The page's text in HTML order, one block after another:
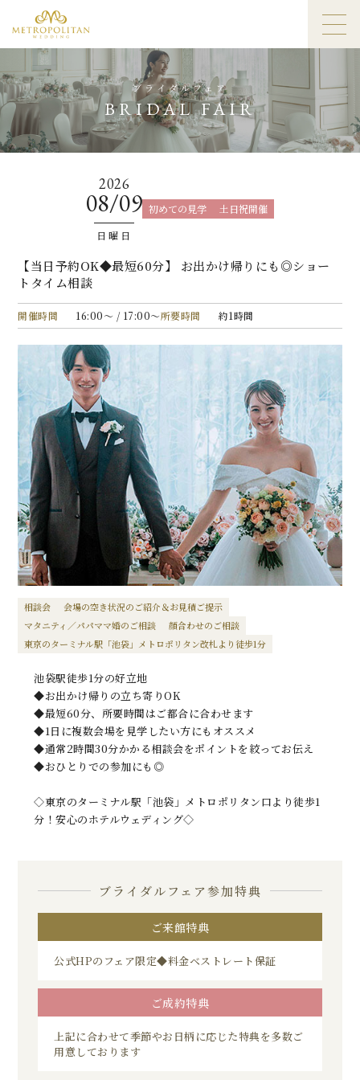
ブライダルフェア
BRIDAL FAIR
2026
08/09
日曜日
初めての見学 土日祝開催
【当日予約OK◆最短60分】 お出かけ帰りにも◎ショー
トタイム相談
開催時間 16:00〜 / 17:00〜所要時間 約1時間
相談会
会場の空き状況のご紹介＆お見積ご提示
マタニティ／パパママ婚のご相談
顔合わせのご相談
東京のターミナル駅「池袋」メトロポリタン改札より徒歩1分
池袋駅徒歩1分の好立地
◆お出かけ帰りの立ち寄りOK
◆最短60分、所要時間はご都合に合わせます
◆1日に複数会場を見学したい方にもオススメ
◆通常2時間30分かかる相談会をポイントを絞ってお伝え
◆おひとりでの参加にも◎
◇東京のターミナル駅「池袋」メトロポリタン口より徒歩1
分！安心のホテルウェディング◇
ブライダルフェア参加特典
ご来館特典
公式HPのフェア限定◆料金ベストレート保証
ご成約特典
上記に合わせて季節やお日柄に応じた特典を多数ご
用意しております